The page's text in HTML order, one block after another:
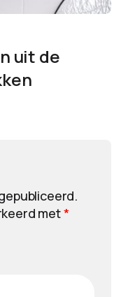
uit de
met*